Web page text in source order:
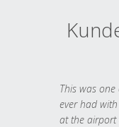
This was
ever had
at the airport